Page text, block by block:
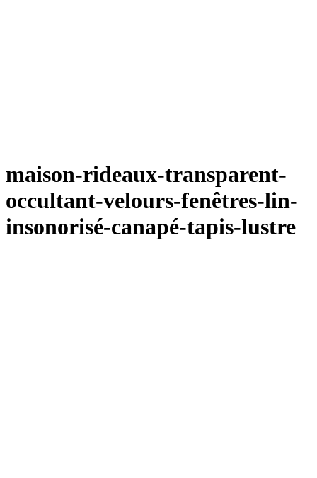
maison-rideaux-transparent-
occultant-velours-fenêtres-lin-
insonorisé-canapé-tapis-lustre